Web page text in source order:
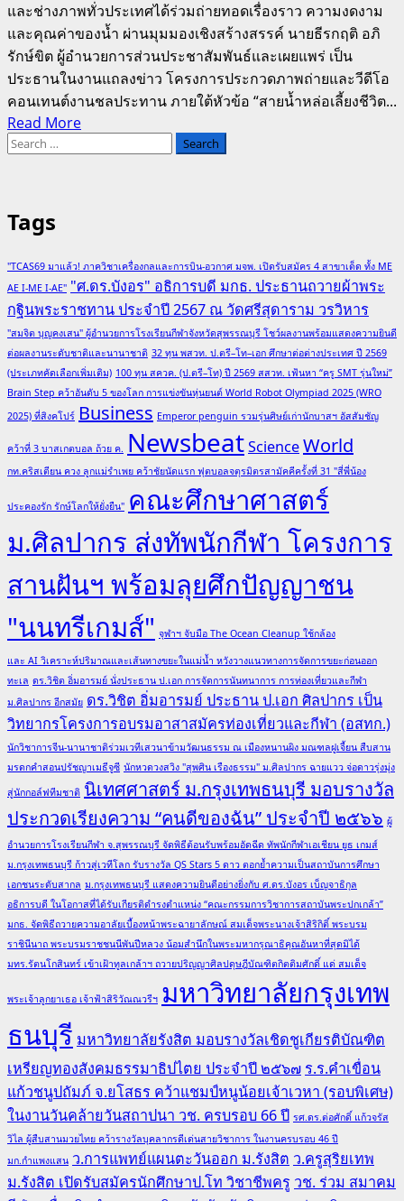
และช่างภาพทั่วประเทศได้ร่วมถ่ายทอดเรื่องราว ความงดงาม
และคุณค่าของน้ำ ผ่านมุมมองเชิงสร้างสรรค์ นายธีรกฤติ อภิ
รักษ์ขิต ผู้อำนวยการส่วนประชาสัมพันธ์และเผยแพร่ เป็น
ประธานในงานแถลงข่าว โครงการประกวดภาพถ่ายและวีดีโอ
คอนเทนต์งานชลประทาน ภายใต้หัวข้อ “สายน้ำหล่อเลี้ยงชีวิต...
Read MoreRead
และ
วีดีโอ
คอน
เทนต์
“สายน้ำ
หล่อ
เลี้ยง
สร้าง
ไทย
ยั่งยืน”
Search
Tags
"TCAS69 มาแล้ว! ภาควิชาเครื่องกลและการบิน-อวกาศ มจพ. เปิดรับสมัคร 4 สาขาเด็ด ทั้ง ME
AE I-ME I-AE" "ศ.ดร.บังอร" อธิการบดี มกธ. ประธานถวายผ้าพระ
กฐินพระราชทาน ประจำปี 2567 ณ วัดศรีสุดาราม วรวิหาร
"สมจิต บุญคงเสน" ผู้อำนวยการโรงเรียนกีฬาจังหวัดสุพรรณบุรี โชว์ผลงานพร้อมแสดงความยินดี
ต่อผลงานระดับชาติและนานาชาติ 32 ทุน พสวท. ป.ตรี–โท–เอก ศึกษาต่อต่างประเทศ ปี 2569
(ประเภทคัดเลือกเพิ่มเติม) 100 ทุน สควค. (ป.ตรี–โท) ปี 2569 สสวท. เฟ้นหา “ครู SMT รุ่นใหม่”
Brain Step คว้าอันดับ 5 ของโลก การแข่งขันหุ่นยนต์ World Robot Olympiad 2025 (WRO
2025) ที่สิงคโปร์ Business Emperor penguin รวมรุ่นศิษย์เก่านักบาสฯ อัสสัมชัญ
คว้าที่ 3 บาสเกตบอล ถ้วย ค. NewsbeatScienceWorld
กท.คริสเตียน ควง ลูกแม่รำเพย คว้าชัยนัดแรก ฟุตบอลจตุรมิตรสามัคคีครั้งที่ 31 "สี่พี่น้อง
ประคองรัก รักษ์โลกให้ยั่งยืน" คณะศึกษาศาสตร์
ม.ศิลปากร ส่งทัพนักกีฬา โครงการ
สานฝันฯ พร้อมลุยศึกปัญญาชน
"นนทรีเกมส์" จุฬาฯ จับมือ The Ocean Cleanup ใช้กล้อง
และ AI วิเคราะห์ปริมาณและเส้นทางขยะในแม่น้ำ หวังวางแนวทางการจัดการขยะก่อนออก
ทะเล ดร.วิชิต อิ่มอารมย์ นั่งประธาน ป.เอก การจัดการนันทนาการ การท่องเที่ยวและกีฬา
ม.ศิลปากร อีกสมัย ดร.วิชิต อิ่มอารมย์ ประธาน ป.เอก ศิลปากร เป็น
วิทยากรโครงการอบรมอาสาสมัครท่องเที่ยวและกีฬา (อสทก.)
นักวิชาการจีน-นานาชาติร่วมเวทีเสวนาข้ามวัฒนธรรม ณ เมืองหนานผิง มณฑลฝูเจี้ยน สืบสาน
มรดกคำสอนปรัชญาเมธีจูซี นักหวดวงสวิง "สุพศิน เรืองธรรม" ม.ศิลปากร ฉายแวว จ่อดาวรุ่งมุ่ง
สู่นักกอล์ฟทีมชาติ นิเทศศาสตร์ ม.กรุงเทพธนบุรี มอบรางวัล
ประกวดเรียงความ “คนดีของฉัน” ประจำปี ๒๕๖๖ ผู้
อำนวยการโรงเรียนกีฬา จ.สุพรรณบุรี จัดพิธีต้อนรับพร้อมอัดฉีด ทัพนักกีฬาเอเชียน ยูธ เกมส์
ม.กรุงเทพธนบุรี ก้าวสู่เวทีโลก รับรางวัล QS Stars 5 ดาว ตอกย้ำความเป็นสถาบันการศึกษา
เอกชนระดับสากล ม.กรุงเทพธนบุรี แสดงความยินดีอย่างยิ่งกับ ศ.ดร.บังอร เบ็ญจาธิกุล
อธิการบดี ในโอกาสที่ได้รับเกียรติดำรงตำแหน่ง “คณะกรรมการวิชาการสถาบันพระปกเกล้า”
มกธ. จัดพิธีถวายความอาลัยเบื้องหน้าพระฉายาลักษณ์ สมเด็จพระนางเจ้าสิริกิติ์ พระบรม
ราชินีนาถ พระบรมราชชนนีพันปีหลวง น้อมสำนึกในพระมหากรุณาธิคุณอันหาที่สุดมิได้
มทร.รัตนโกสินทร์ เข้าเฝ้าทูลเกล้าฯ ถวายปริญญาศิลปดุษฎีบัณฑิตกิตติมศักดิ์ แด่ สมเด็จ
พระเจ้าลูกยาเธอ เจ้าฟ้าสิริวัณณวรีฯ มหาวิทยาลัยกรุงเทพ
ธนบุรี มหาวิทยาลัยรังสิต มอบรางวัลเชิดชูเกียรติบัณฑิต
เหรียญทองสังคมธรรมาธิปไตย ประจำปี ๒๕๖๗ ร.ร.คำเขื่อน
แก้วชนูปถัมภ์ จ.ยโสธร คว้าแชมป์หนูน้อยเจ้าเวหา (รอบพิเศษ)
ในงานวันคล้ายวันสถาปนา วช. ครบรอบ 66 ปี รศ.ดร.ต่อศักดิ์ แก้วจรัส
วิไล ผู้สืบสานมวยไทย คว้ารางวัลบุคลากรดีเด่นสายวิชาการ ในงานครบรอบ 46 ปี
มก.กำแพงแสน ว.การแพทย์แผนตะวันออก ม.รังสิต ว.ครูสุริยเทพ
ม.รังสิต เปิดรับสมัครนักศึกษาป.โท วิชาชีพครู วช. ร่วม สมาคม